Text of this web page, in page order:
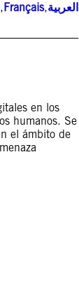
,Français,العربية
en los
humanos. Se
el ámbito de